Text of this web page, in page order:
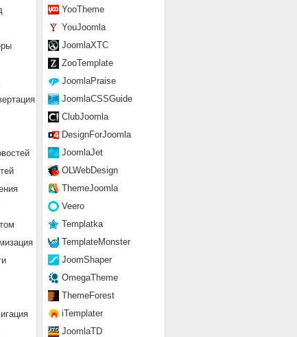
YooTheme
YouJoomla
JoomlaXTC
ZooTemplate
JoomlaPraise
JoomlaCSSGuide
ClubJoomla
DesignForJoomla
JoomlaJet
OLWebDesign
ThemeJoomla
Veero
Templatka
TemplateMonster
JoomShaper
OmegaTheme
ThemeForest
iTemplater
JoomlaTD